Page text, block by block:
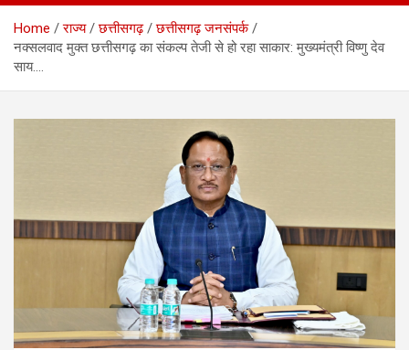
Home राज्य छत्तीसगढ़
छत्तीसगढ़ जनसंपर्क
नक्सलवाद मुक्त छत्तीसगढ़ का संकल्प तेजी से हो रहा साकार: मुख्यमंत्री विष्णु देव
साय….